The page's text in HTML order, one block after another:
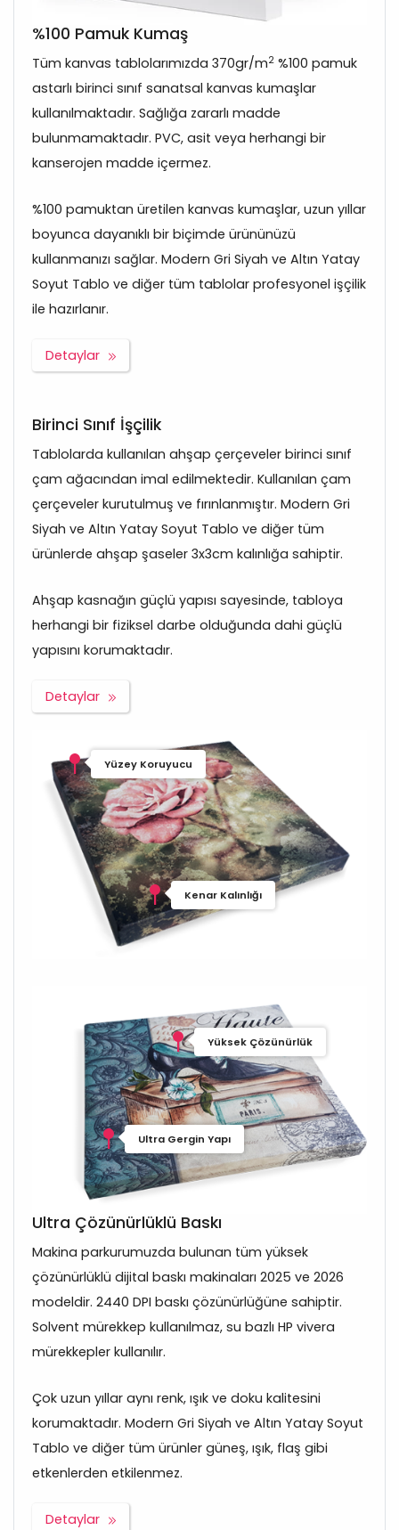
%100 Pamuk Kumaş
Tüm kanvas tablolarımızda 370gr/m2 %100 pamuk
astarlı birinci sınıf sanatsal kanvas kumaşlar
kullanılmaktadır. Sağlığa zararlı madde
bulunmamaktadır. PVC, asit veya herhangi bir
kanserojen madde içermez.
%100 pamuktan üretilen kanvas kumaşlar, uzun yıllar
boyunca dayanıklı bir biçimde ürününüzü
kullanmanızı sağlar. Modern Gri Siyah ve Altın Yatay
Soyut Tablo ve diğer tüm tablolar profesyonel işçilik
ile hazırlanır.
Detaylar
Birinci Sınıf İşçilik
Tablolarda kullanılan ahşap çerçeveler birinci sınıf
çam ağacından imal edilmektedir. Kullanılan çam
çerçeveler kurutulmuş ve fırınlanmıştır. Modern Gri
Siyah ve Altın Yatay Soyut Tablo ve diğer tüm
ürünlerde ahşap şaseler 3x3cm kalınlığa sahiptir.
Ahşap kasnağın güçlü yapısı sayesinde, tabloya
herhangi bir fiziksel darbe olduğunda dahi güçlü
yapısını korumaktadır.
Detaylar
Yüzey Koruyucu
Kenar Kalınlığı
Yüksek Çözünürlük
Ultra Gergin Yapı
Ultra Çözünürlüklü Baskı
Makina parkurumuzda bulunan tüm yüksek
çözünürlüklü dijital baskı makinaları 2025 ve 2026
modeldir. 2440 DPI baskı çözünürlüğüne sahiptir.
Solvent mürekkep kullanılmaz, su bazlı HP vivera
mürekkepler kullanılır.
Çok uzun yıllar aynı renk, ışık ve doku kalitesini
korumaktadır. Modern Gri Siyah ve Altın Yatay Soyut
Tablo ve diğer tüm ürünler güneş, ışık, flaş gibi
etkenlerden etkilenmez.
Detaylar